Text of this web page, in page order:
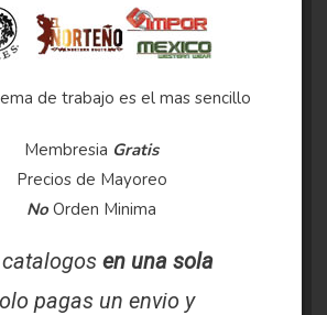
de trabajo es el mas sencillo
Membresia Gratis
Precios de Mayoreo
No Orden Minima
catalogosen una sola
pagas un envio y